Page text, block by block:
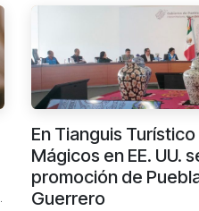
En Tianguis
Mágicos en EE. UU.
promoción de
Guerrero